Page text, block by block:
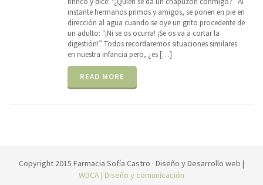
instante hermanos primos y amigos, se ponen en pie en
dirección al agua cuando se oye un grito procedente de
un adulto: “¡Ni se os ocurra! ¡Se os va a cortar la
digestión!” Todos recordaremos situaciones similares
en nuestra infancia pero, ¿es […]
READ MORE
Copyright 2015 Farmacia Sofía Castro · Diseño y Desarrollo web |
WDCA | Diseño y comunicación